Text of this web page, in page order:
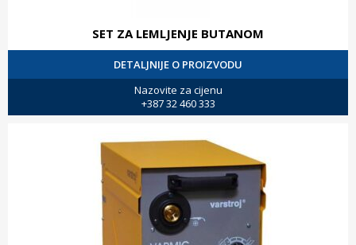
SET ZA LEMLJENJE BUTANOM
DETALJNIJE O PROIZVODU
Nazovite za cijenu
+387 32 460 333